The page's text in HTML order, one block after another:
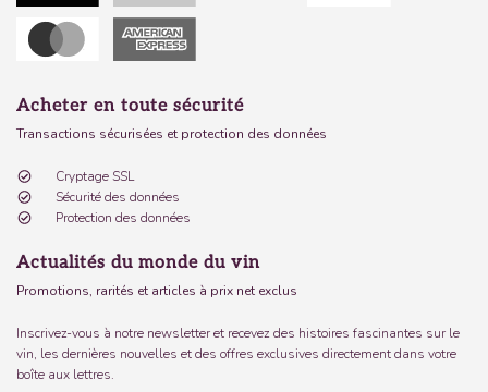
Acheter en toute sécurité
Transactions sécurisées et protection des données
Cryptage SSL
Sécurité des données
Protection des données
Actualités du monde du vin
Promotions, rarités et articles à prix net exclus
Inscrivez-vous à notre newsletter et recevez des histoires fascinantes sur le
vin, les dernières nouvelles et des offres exclusives directement dans votre
boîte aux lettres.